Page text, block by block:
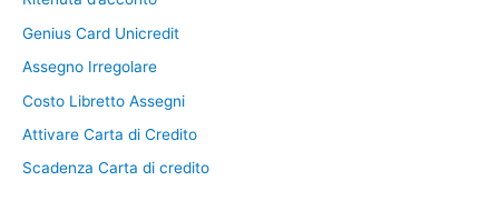
Genius Card Unicredit
Assegno Irregolare
Costo Libretto Assegni
Attivare Carta di Credito
Scadenza Carta di credito